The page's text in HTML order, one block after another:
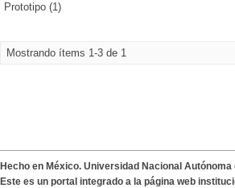
Prototipo (1)
Mostrando ítems 1-3 de 1
Hecho en México. Universidad Nacional
Este es un portal integrado a la página web